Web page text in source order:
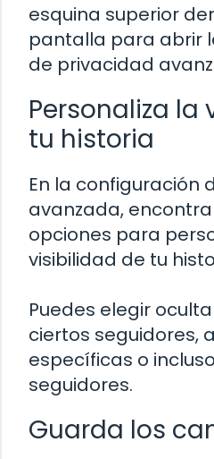
esquina superior
pantalla para abrir
de privacidad
Personaliza la
tu historia
En la configuración
avanzada,
opciones para
visibilidad de tu
Puedes elegir
ciertos seguidores,
específicas o
seguidores.
Guarda los